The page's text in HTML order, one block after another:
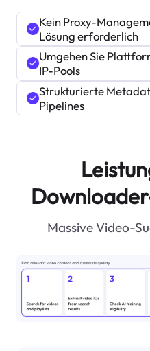
Kein Proxy-
Lösung erforderlich
Umgehen Sie
IP-Pools
Strukturierte
Pipelines
Massive Video-